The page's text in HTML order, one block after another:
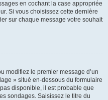
en cochant la case appropriée
Si vous choisissez cette dernière
sur chaque message votre souhait
modifiez le premier message d’un
» situé en-dessous du formulaire
disponible, il est probable que
sondages. Saisissez le titre du